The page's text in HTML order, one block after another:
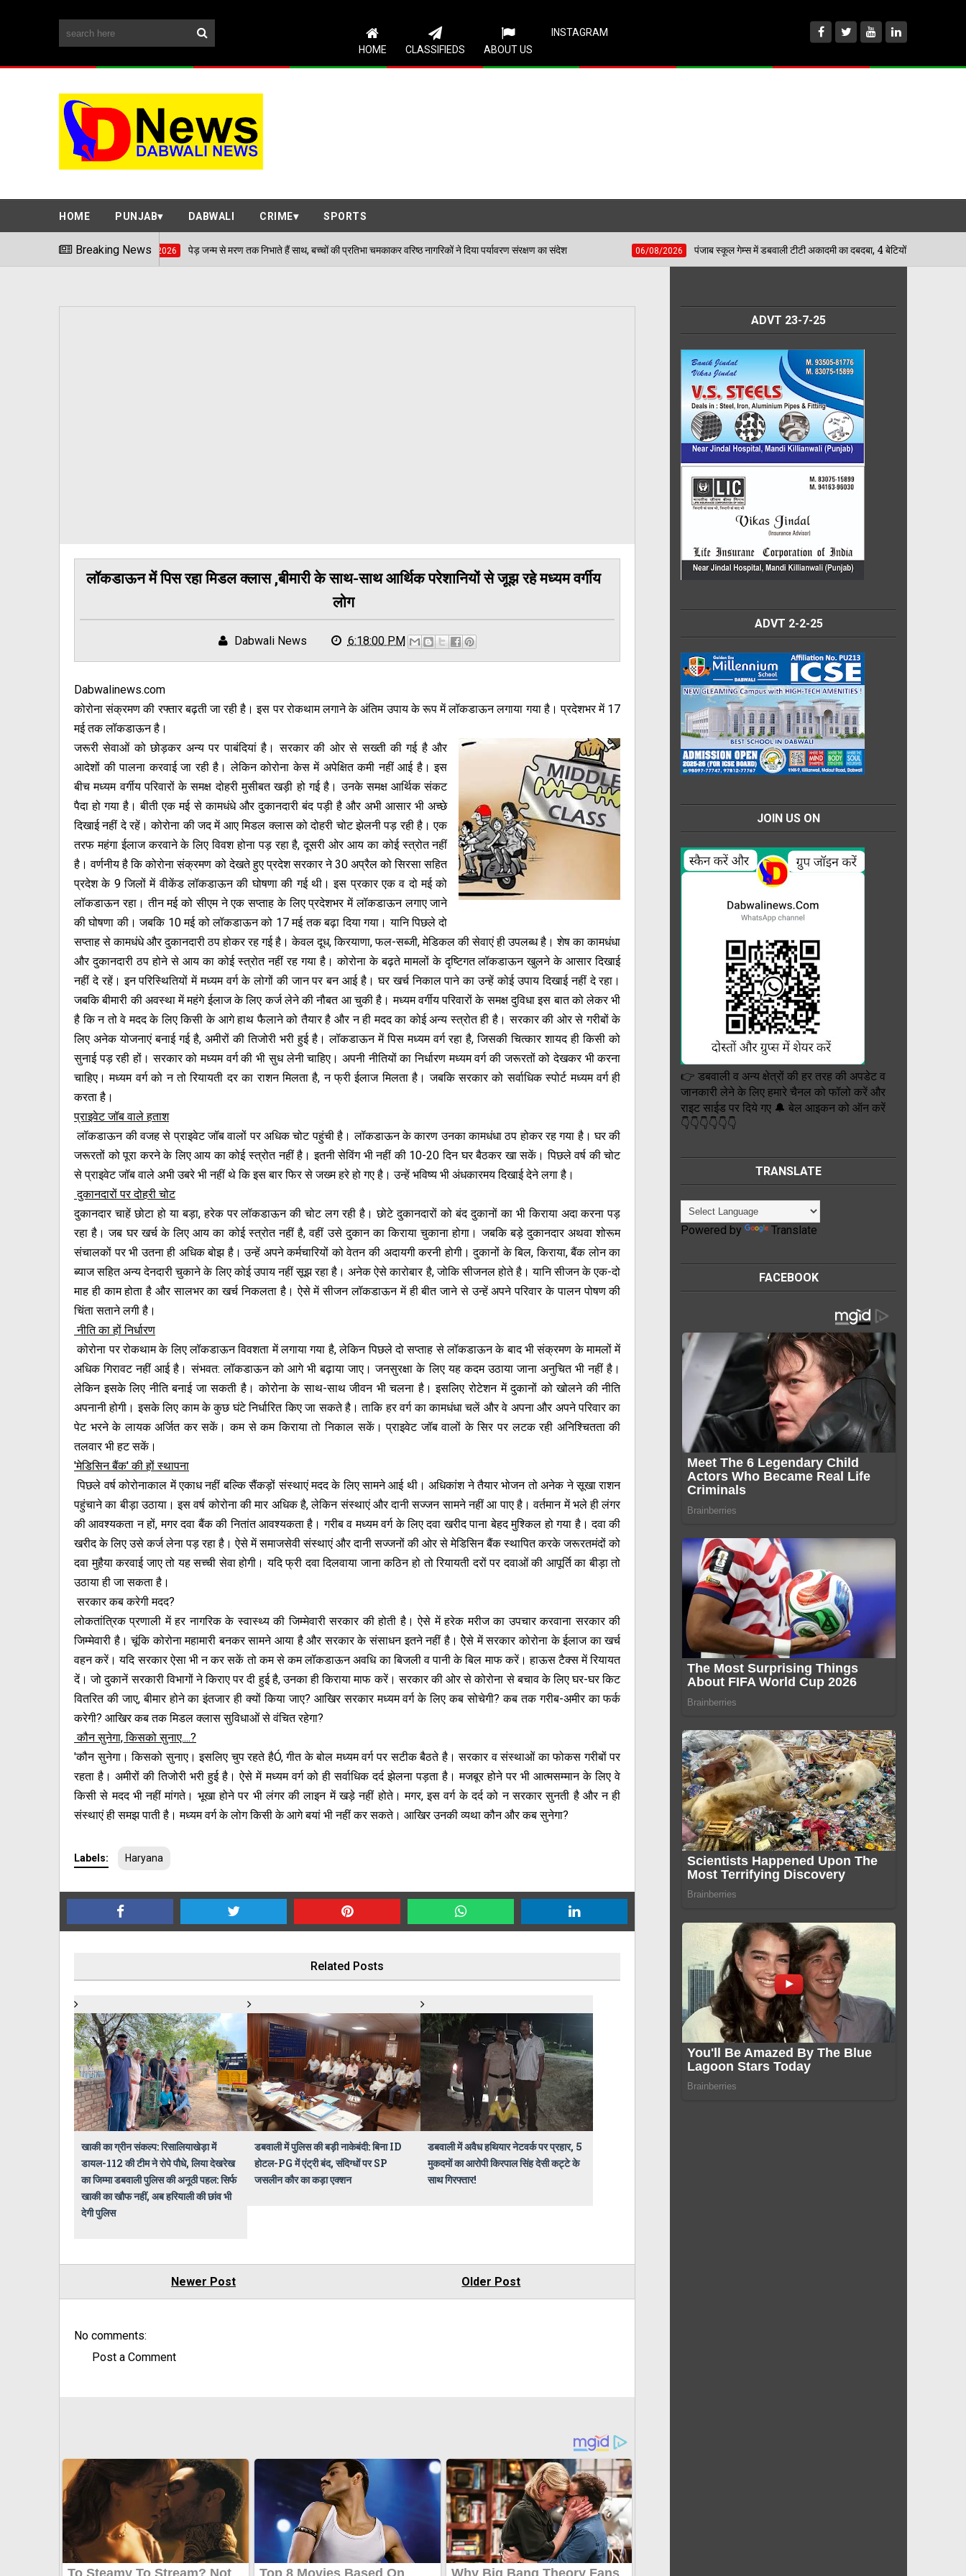
HOME CLASSIFIEDS ABOUT US
INSTAGRAM
HOME PUNJAB DABWALI CRIME SPORTS
Breaking News
06/08/2026 पेड़ जन्म से मरण तक निभाते हैं साथ, बच्चों की प्रतिभा चमकाकर वरिष्ठ नागरिकों ने दिया पर्यावरण संरक्षण का संदेश 06/08/2026 पंजाब स्कूल गेम्स में डबवाली टीटी अकादमी का दबदबा, 4 बेटियों ने मारी बाजी; अब जिला स्तर पर दिखाएंगी
लॉकडाऊन में पिस रहा मिडल क्लास ,बीमारी के साथ-साथ आर्थिक परेशानियों से जूझ रहे मध्यम वर्गीय
लोग
Dabwali News 6:18:00 PM
Dabwalinews.com
कोरोना संक्रमण की रफ्तार बढ़ती जा रही है। इस पर रोकथाम लगाने के अंतिम उपाय के रूप में लॉकडाऊन लगाया गया है। प्रदेशभर में 17
मई तक लॉकडाऊन है।
जरूरी सेवाओं को छोड़कर अन्य पर पाबंदियां है। सरकार की ओर से सख्ती की गई है और
आदेशों की पालना करवाई जा रही है। लेकिन कोरोना केस में अपेक्षित कमी नहीं आई है। इस
बीच मध्यम वर्गीय परिवारों के समक्ष दोहरी मुसीबत खड़ी हो गई है। उनके समक्ष आर्थिक संकट
पैदा हो गया है। बीती एक मई से कामधंधे और दुकानदारी बंद पड़ी है और अभी आसार भी अच्छे
दिखाई नहीं दे रहें। कोरोना की जद में आए मिडल क्लास को दोहरी चोट झेलनी पड़ रही है। एक
तरफ महंगा ईलाज करवाने के लिए विवश होना पड़ रहा है, दूसरी ओर आय का कोई स्त्रोत नहीं
है। वर्णनीय है कि कोरोना संक्रमण को देखते हुए प्रदेश सरकार ने 30 अप्रैल को सिरसा सहित
प्रदेश के 9 जिलों में वीकेंड लॉकडाऊन की घोषणा की गई थी। इस प्रकार एक व दो मई को
लॉकडाऊन रहा। तीन मई को सीएम ने एक सप्ताह के लिए प्रदेशभर में लॉकडाऊन लगाए जाने
की घोषणा की। जबकि 10 मई को लॉकडाऊन को 17 मई तक बढ़ा दिया गया। यानि पिछले दो
सप्ताह से कामधंधे और दुकानदारी ठप होकर रह गई है। केवल दूध, किरयाणा, फल-सब्जी, मेडिकल की सेवाएं ही उपलब्ध है। शेष का कामधंधा
और दुकानदारी ठप होने से आय का कोई स्त्रोत नहीं रह गया है। कोरोना के बढ़ते मामलों के दृष्टिगत लॉकडाऊन खुलने के आसार दिखाई
नहीं दे रहें। इन परिस्थितियों में मध्यम वर्ग के लोगों की जान पर बन आई है। घर खर्च निकाल पाने का उन्हें कोई उपाय दिखाई नहीं दे रहा।
जबकि बीमारी की अवस्था में महंगे ईलाज के लिए कर्ज लेने की नौबत आ चुकी है। मध्यम वर्गीय परिवारों के समक्ष दुविधा इस बात को लेकर भी
है कि न तो वे मदद के लिए किसी के आगे हाथ फैलाने को तैयार है और न ही मदद का कोई अन्य स्त्रोत ही है। सरकार की ओर से गरीबों के
लिए अनेक योजनाएं बनाई गई है, अमीरों की तिजोरी भरी हुई है। लॉकडाऊन में पिस मध्यम वर्ग रहा है, जिसकी चित्कार शायद ही किसी को
सुनाई पड़ रही हों। सरकार को मध्यम वर्ग की भी सुध लेनी चाहिए। अपनी नीतियों का निर्धारण मध्यम वर्ग की जरूरतों को देखकर भी करना
चाहिए। मध्यम वर्ग को न तो रियायती दर का राशन मिलता है, न फ्री ईलाज मिलता है। जबकि सरकार को सर्वाधिक स्पोर्ट मध्यम वर्ग ही
करता है।
प्राइवेट जॉब वाले हताश
लॉकडाऊन की वजह से प्राइवेट जॉब वालों पर अधिक चोट पहुंची है। लॉकडाऊन के कारण उनका कामधंधा ठप होकर रह गया है। घर की
जरूरतों को पूरा करने के लिए आय का कोई स्त्रोत नहीं है। इतनी सेविंग भी नहीं की 10-20 दिन घर बैठकर खा सकें। पिछले वर्ष की चोट
से प्राइवेट जॉब वाले अभी उबरे भी नहीं थे कि इस बार फिर से जख्म हरे हो गए है। उन्हें भविष्य भी अंधकारमय दिखाई देने लगा है।
दुकानदारों पर दोहरी चोट
दुकानदार चाहें छोटा हो या बड़ा, हरेक पर लॉकडाऊन की चोट लग रही है। छोटे दुकानदारों को बंद दुकानों का भी किराया अदा करना पड़
रहा है। जब घर खर्च के लिए आय का कोई स्त्रोत नहीं है, वहीं उसे दुकान का किराया चुकाना होगा। जबकि बड़े दुकानदार अथवा शोरूम
संचालकों पर भी उतना ही अधिक बोझ है। उन्हें अपने कर्मचारियों को वेतन की अदायगी करनी होगी। दुकानों के बिल, किराया, बैंक लोन का
ब्याज सहित अन्य देनदारी चुकाने के लिए कोई उपाय नहीं सूझ रहा है। अनेक ऐसे कारोबार है, जोकि सीजनल होते है। यानि सीजन के एक-दो
माह ही काम होता है और सालभर का खर्च निकलता है। ऐसे में सीजन लॉकडाऊन में ही बीत जाने से उन्हें अपने परिवार के पालन पोषण की
चिंता सताने लगी है।
नीति का हों निर्धारण
कोरोना पर रोकथाम के लिए लॉकडाऊन विवशता में लगाया गया है, लेकिन पिछले दो सप्ताह से लॉकडाऊन के बाद भी संक्रमण के मामलों में
अधिक गिरावट नहीं आई है। संभवत: लॉकडाऊन को आगे भी बढ़ाया जाए। जनसुरक्षा के लिए यह कदम उठाया जाना अनुचित भी नहीं है।
लेकिन इसके लिए नीति बनाई जा सकती है। कोरोना के साथ-साथ जीवन भी चलना है। इसलिए रोटेशन में दुकानों को खोलने की नीति
अपनानी होगी। इसके लिए काम के कुछ घंटे निर्धारित किए जा सकते है। ताकि हर वर्ग का कामधंधा चलें और वे अपना और अपने परिवार का
पेट भरने के लायक अर्जित कर सकें। कम से कम किराया तो निकाल सकें। प्राइवेट जॉब वालों के सिर पर लटक रही अनिश्चितता की
तलवार भी हट सकें।
'मेडिसिन बैंक' की हों स्थापना
पिछले वर्ष कोरोनाकाल में एकाध नहीं बल्कि सैंकड़ों संस्थाएं मदद के लिए सामने आई थी। अधिकांश ने तैयार भोजन तो अनेक ने सूखा राशन
पहुंचाने का बीड़ा उठाया। इस वर्ष कोरोना की मार अधिक है, लेकिन संस्थाएं और दानी सज्जन सामने नहीं आ पाए है। वर्तमान में भले ही लंगर
की आवश्यकता न हों, मगर दवा बैंक की नितांत आवश्यकता है। गरीब व मध्यम वर्ग के लिए दवा खरीद पाना बेहद मुश्किल हो गया है। दवा की
खरीद के लिए उसे कर्ज लेना पड़ रहा है। ऐसे में समाजसेवी संस्थाएं और दानी सज्जनों की ओर से मेडिसिन बैंक स्थापित करके जरूरतमंदों को
दवा मुहैया करवाई जाए तो यह सच्ची सेवा होगी। यदि फ्री दवा दिलवाया जाना कठिन हो तो रियायती दरों पर दवाओं की आपूर्ति का बीड़ा तो
उठाया ही जा सकता है।
सरकार कब करेगी मदद?
लोकतांत्रिक प्रणाली में हर नागरिक के स्वास्थ्य की जिम्मेवारी सरकार की होती है। ऐसे में हरेक मरीज का उपचार करवाना सरकार की
जिम्मेवारी है। चूंकि कोरोना महामारी बनकर सामने आया है और सरकार के संसाधन इतने नहीं है। ऐेसे में सरकार कोरोना के ईलाज का खर्च
वहन करें। यदि सरकार ऐसा भी न कर सकें तो कम से कम लॉकडाऊन अवधि का बिजली व पानी के बिल माफ करें। हाऊस टैक्स में रियायत
दें। जो दुकानें सरकारी विभागों ने किराए पर दी हुई है, उनका ही किराया माफ करें। सरकार की ओर से कोरोना से बचाव के लिए घर-घर किट
वितरित की जाए, बीमार होने का इंतजार ही क्यों किया जाए? आखिर सरकार मध्यम वर्ग के लिए कब सोचेगी? कब तक गरीब-अमीर का फर्क
करेगी? आखिर कब तक मिडल क्लास सुविधाओं से वंचित रहेगा?
कौन सुनेगा, किसको सुनाए....?
'कौन सुनेगा। किसको सुनाए। इसलिए चुप रहते हैÓ, गीत के बोल मध्यम वर्ग पर सटीक बैठते है। सरकार व संस्थाओं का फोकस गरीबों पर
रहता है। अमीरों की तिजोरी भरी हुई है। ऐसे में मध्यम वर्ग को ही सर्वाधिक दर्द झेलना पड़ता है। मजबूर होने पर भी आत्मसम्मान के लिए वे
किसी से मदद भी नहीं मांगते। भूखा होने पर भी लंगर की लाइन में खड़े नहीं होते। मगर, इस वर्ग के दर्द को न सरकार सुनती है और न ही
संस्थाएं ही समझ पाती है। मध्यम वर्ग के लोग किसी के आगे बयां भी नहीं कर सकते। आखिर उनकी व्यथा कौन और कब सुनेगा?
Labels: Haryana
Related Posts
खाकी का ग्रीन संकल्प: रिसालियाखेड़ा में
डायल-112 की टीम ने रोपे पौधे, लिया देखरेख
का जिम्मा डबवाली पुलिस की अनूठी पहल: सिर्फ
खाकी का खौफ नहीं, अब हरियाली की छांव भी
देगी पुलिस
डबवाली में पुलिस की बड़ी नाकेबंदी: बिना ID
होटल-PG में एंट्री बंद, संदिग्धों पर SP
जसलीन कौर का कड़ा एक्शन
डबवाली में अवैध हथियार नेटवर्क पर प्रहार, 5
मुकदमों का आरोपी किरपाल सिंह देसी कट्टे के
साथ गिरफ्तार!
Newer Post Older Post
No comments:
Post a Comment
ADVT 23-7-25
ADVT 2-2-25
JOIN US ON
👉 डबवाली व अन्य क्षेत्रों की हर तरह की अपडेट व
जानकारी लेने के लिए हमारे चैनल को फॉलो करें और
राइट साईड पर दिये गए 🔔 बेल आइकन को ऑन करें
👇👇👇👇👇👇
TRANSLATE
Powered by Translate
FACEBOOK